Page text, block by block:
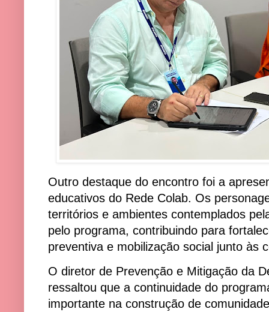
Outro destaque do encontro foi a
educativos do Rede Colab. Os
territórios e ambientes contemplados
pelo programa, contribuindo para
preventiva e mobilização social junto às
O diretor de Prevenção e Mitigação da
ressaltou que a continuidade do
importante na construção de